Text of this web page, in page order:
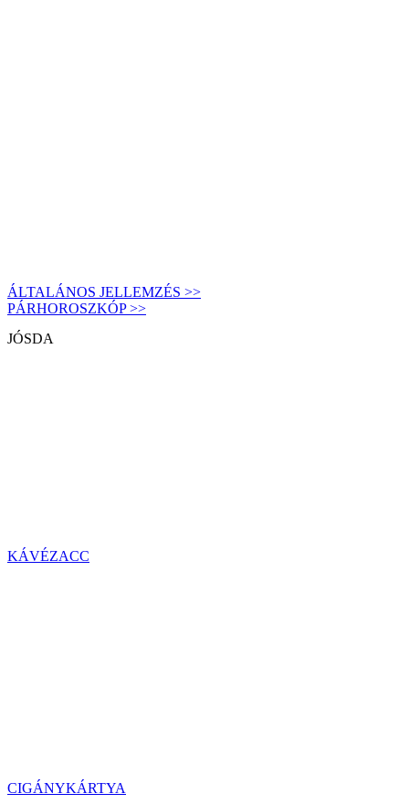
ÁLTALÁNOS JELLEMZÉS >>
PÁRHOROSZKÓP >>
JÓSDA
KÁVÉZACC
CIGÁNYKÁRTYA